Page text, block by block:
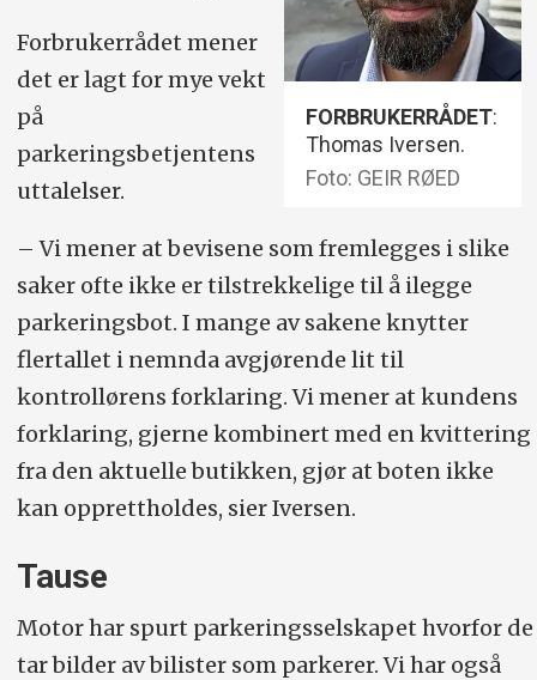
FORBRUKERRÅDET:
Thomas Iversen.
Foto: GEIR RØED
Forbrukerrådet mener
det er lagt for mye vekt
på
parkeringsbetjentens
uttalelser.
– Vi mener at bevisene som fremlegges i slike
saker ofte ikke er tilstrekkelige til å ilegge
parkeringsbot. I mange av sakene knytter
flertallet i nemnda avgjørende lit til
kontrollørens forklaring. Vi mener at kundens
forklaring, gjerne kombinert med en kvittering
fra den aktuelle butikken, gjør at boten ikke
kan opprettholdes, sier Iversen.
Tause
Motor har spurt parkeringsselskapet hvorfor de
tar bilder av bilister som parkerer. Vi har også